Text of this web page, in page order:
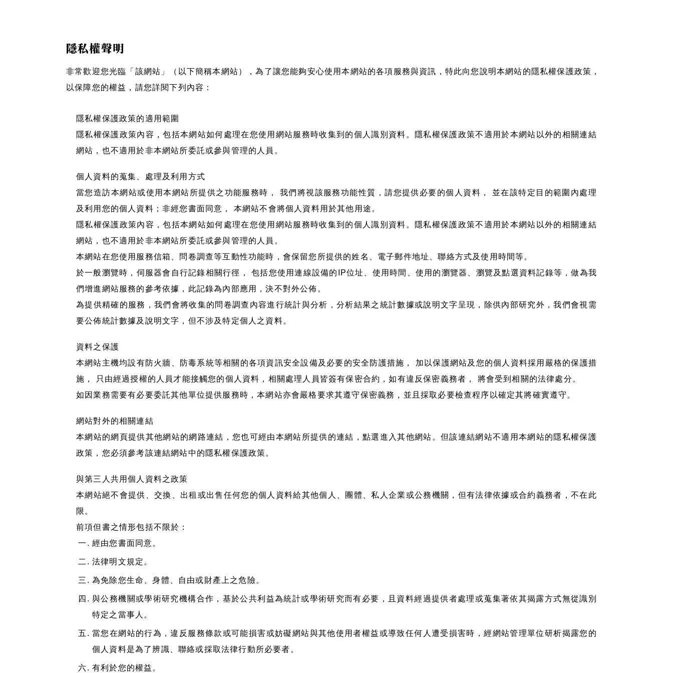
隱私權聲明
非常歡迎您光臨「該網站」（以下簡稱本網站），為了讓您能夠安心使用本網站的各項服務與資訊，特此向您說明本網站的隱私權保護政策，
以保障您的權益，請您詳閱下列內容：
隱私權保護政策的適用範圍
隱私權保護政策內容，包括本網站如何處理在您使用網站服務時收集到的個人識別資料。隱私權保護政策不適用於本網站以外的相關連結
網站，也不適用於非本網站所委託或參與管理的人員。
個人資料的蒐集、處理及利用方式
當您造訪本網站或使用本網站所提供之功能服務時， 我們將視該服務功能性質，請您提供必要的個人資料， 並在該特定目的範圍內處理
及利用您的個人資料；非經您書面同意， 本網站不會將個人資料用於其他用途。
隱私權保護政策內容，包括本網站如何處理在您使用網站服務時收集到的個人識別資料。隱私權保護政策不適用於本網站以外的相關連結
網站，也不適用於非本網站所委託或參與管理的人員。
本網站在您使用服務信箱、問卷調查等互動性功能時，會保留您所提供的姓名、電子郵件地址、聯絡方式及使用時間等。
於一般瀏覽時，伺服器會自行記錄相關行徑， 包括您使用連線設備的IP位址、使用時間、使用的瀏覽器、瀏覽及點選資料記錄等，做為我
們增進網站服務的參考依據，此記錄為內部應用，決不對外公佈。
為提供精確的服務，我們會將收集的問卷調查內容進行統計與分析，分析結果之統計數據或說明文字呈現，除供內部研究外，我們會視需
要公佈統計數據及說明文字，但不涉及特定個人之資料。
資料之保護
本網站主機均設有防火牆、防毒系統等相關的各項資訊安全設備及必要的安全防護措施， 加以保護網站及您的個人資料採用嚴格的保護措
施， 只由經過授權的人員才能接觸您的個人資料，相關處理人員皆簽有保密合約，如有違反保密義務者， 將會受到相關的法律處分。
如因業務需要有必要委託其他單位提供服務時，本網站亦會嚴格要求其遵守保密義務，並且採取必要檢查程序以確定其將確實遵守。
網站對外的相關連結
本網站的網頁提供其他網站的網路連結，您也可經由本網站所提供的連結，點選進入其他網站。但該連結網站不適用本網站的隱私權保護
政策，您必須參考該連結網站中的隱私權保護政策。
與第三人共用個人資料之政策
本網站絕不會提供、交換、出租或出售任何您的個人資料給其他個人、團體、私人企業或公務機關，但有法律依據或合約義務者，不在此
限。
前項但書之情形包括不限於：
經由您書面同意。
法律明文規定。
為免除您生命、身體、自由或財產上之危險。
與公務機關或學術研究機構合作，基於公共利益為統計或學術研究而有必要，且資料經過提供者處理或蒐集著依其揭露方式無從識別
特定之當事人。
當您在網站的行為，違反服務條款或可能損害或妨礙網站與其他使用者權益或導致任何人遭受損害時，經網站管理單位研析揭露您的
個人資料是為了辨識、聯絡或採取法律行動所必要者。
有利於您的權益。